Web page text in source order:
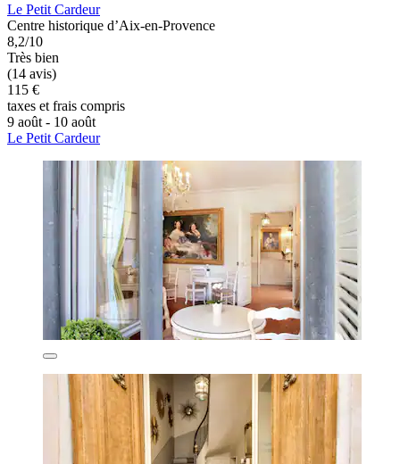
Le Petit Cardeur
Centre historique d’Aix-en-Provence
8,2/10
Très bien
(14 avis)
115 €
taxes et frais compris
9 août - 10 août
Le Petit Cardeur